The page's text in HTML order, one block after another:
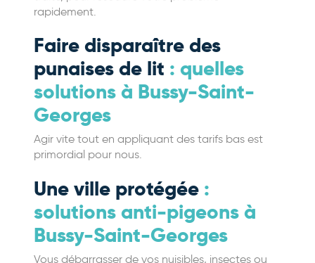
rapidement.
Faire disparaître des
punaises de lit : quelles
solutions à Bussy-Saint-
Georges
Agir vite tout en appliquant des tarifs bas est
primordial pour nous.
Une ville protégée :
solutions anti-pigeons à
Bussy-Saint-Georges
Vous débarrasser de vos nuisibles, insectes ou